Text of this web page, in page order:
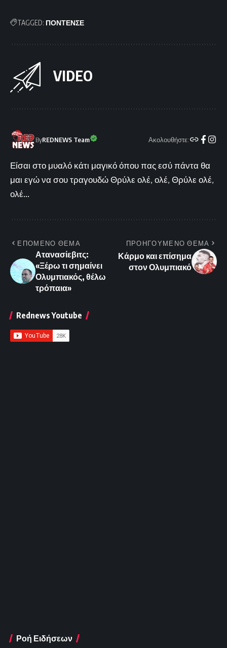
TAGGED: ΠΟΝΤΕΝΣΕ
VIDEO
ByREDNEWS Team Ακολουθήστε:
Είσαι στο μυαλό κάτι μαγικό όπου πας εσύ πάντα θα
μαι εγώ να σου τραγουδώ Θρύλε ολέ, ολέ, Θρύλε ολέ,
ολέ...
ΕΠΟΜΕΝΟ ΘΕΜΑ
Ατανασίεβιτς:
«Ξέρω τι σημαίνει
Ολυμπιακός, θέλω
τρόπαια»
ΠΡΟΗΓΟΥΜΕΝΟ ΘΕΜΑ
Κάρμο και επίσημα
στον Ολυμπιακό
Rednews Youtube
Ροή Ειδήσεων